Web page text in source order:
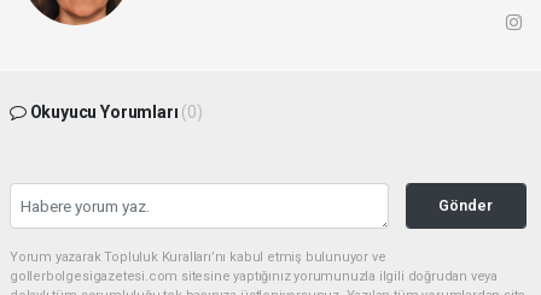
Okuyucu Yorumları (0)
Gönder
Yorum yazarak Topluluk Kuralları’nı kabul etmiş bulunuyor ve
gollerbolgesigazetesi.com sitesine yaptığınız yorumunuzla ilgili doğrudan veya